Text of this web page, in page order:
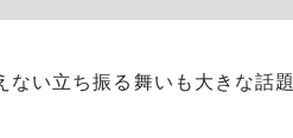
い立ち振る舞いも大きな話題